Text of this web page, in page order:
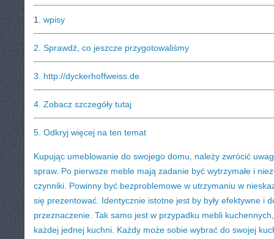
1. wpisy
2. Sprawdź, co jeszcze przygotowaliśmy
3. http://dyckerhoffweiss.de
4. Zobacz szczegóły tutaj
5. Odkryj więcej na ten temat
Kupując umeblowanie do swojego domu, należy zwrócić
spraw. Po pierwsze meble mają zadanie być wytrzymałe i
czynniki. Powinny być bezproblemowe w utrzymaniu w
się prezentować. Identycznie istotne jest by były efektywne i
przeznaczenie. Tak samo jest w przypadku mebli
każdej jednej kuchni. Każdy może sobie wybrać do swojej